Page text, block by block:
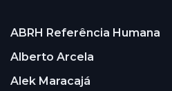
ABRH Referência Humana
Alberto Arcela
Alek Maracajá